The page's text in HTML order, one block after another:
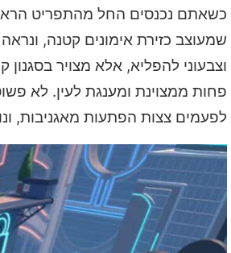
כשאתם נכנסים החל מהתפריט
שמעוצב כזירת אימונים קטנה,
וצבעוני להפליא, אלא מצויר
לפעמים צצות הפתעות מאגניבות,